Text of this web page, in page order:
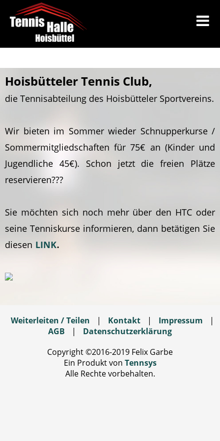
Hoisbütteler Tennis Club,
die Tennisabteilung des Hoisbütteler Sportvereins.
Wir bieten im Sommer wieder Schnupperkurse /
Sommermitgliedschaften für 75€ an (Kinder und
Jugendliche 45€). Schon jetzt die freien Plätze
reservieren???
Sie möchten sich noch mehr über den HTC oder
seine Tenniskurse informieren, dann betätigen Sie
diesen LINK.
Weiterleiten / Teilen | Kontakt | Impressum
|
AGB
|
Datenschutzerklärung
Copyright ©2016-2019 Felix Garbe
Ein Produkt von Tennsys
Alle Rechte vorbehalten.